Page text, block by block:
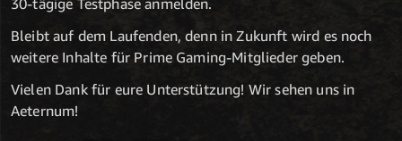
30-tägige Testphase anmelden.
Bleibt auf dem Laufenden, denn in Zukunft wird es noch
weitere Inhalte für Prime Gaming-Mitglieder geben.
Vielen Dank für eure Unterstützung! Wir sehen uns in
Aeternum!